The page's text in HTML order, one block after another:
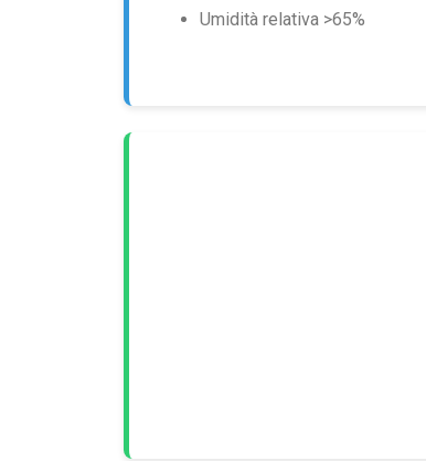
Umidità relativa >65%